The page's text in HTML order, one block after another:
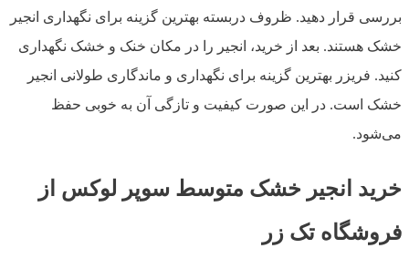
بررسی قرار دهید. ظروف دربسته بهترین گزینه برای نگهداری انجیر
خشک هستند. بعد از خرید، انجیر را در مکان خنک و خشک نگهداری
کنید. فریزر بهترین گزینه برای نگهداری و ماندگاری طولانی انجیر
خشک است. در این صورت کیفیت و تازگی آن به خوبی حفظ
می‌شود.
خرید انجیر خشک متوسط سوپر لوکس از
فروشگاه تک زر